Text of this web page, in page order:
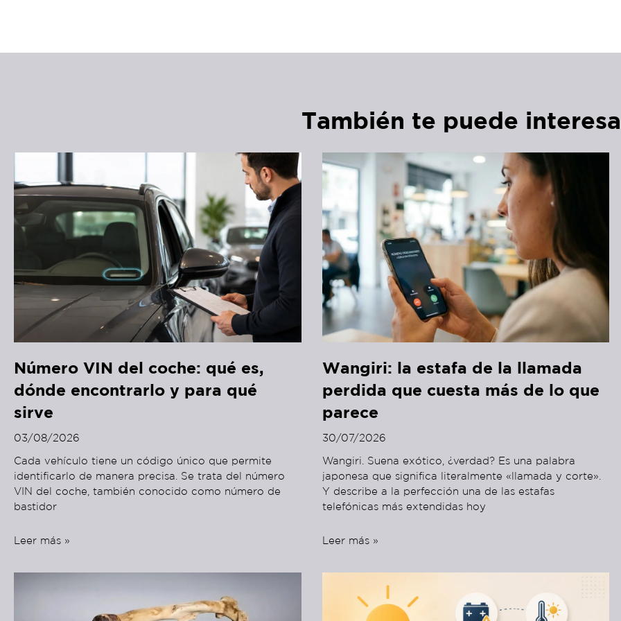
También te puede
Número VIN del coche: qué es,
dónde encontrarlo y para qué
sirve
03/08/2026
Cada vehículo tiene un código único que permite
identificarlo de manera precisa. Se trata del número
VIN del coche, también conocido como número de
bastidor
Leer más »
Wangiri: la estafa de la llamada
perdida que cuesta más de lo que
parece
30/07/2026
Wangiri. Suena exótico, ¿verdad? Es una palabra
japonesa que significa literalmente «llamada y corte».
Y describe a la perfección una de las estafas
telefónicas más extendidas hoy
Leer más »